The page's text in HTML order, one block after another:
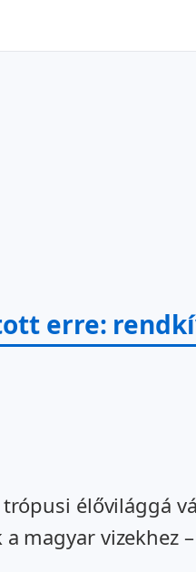
erre:
élővilággá
magyar vizekhez